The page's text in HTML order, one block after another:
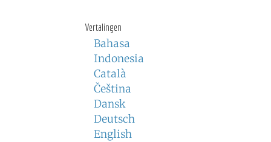
Vertalingen
Bahasa
Indonesia
Català
Čeština
Dansk
Deutsch
English